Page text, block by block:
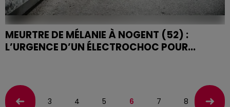
MEURTRE DE MÉLANIE À NOGENT (52) :
L’URGENCE D’UN ÉLECTROCHOC POUR...
Cornesse (SNUS-FSE Haute-Marne) alerte sur
l’urgence d’une...
3 4 5 6 7 8 9